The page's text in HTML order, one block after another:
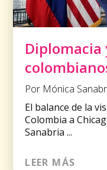
Diplomacia
Por Mónica
El balance de la
Colombia a
Sanabria ...
LEER MÁS